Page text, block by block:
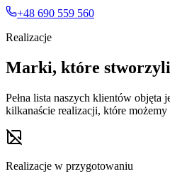
+48 690 559 560
Realizacje
Marki, które
Pełna lista naszych klientów
kilkanaście realizacji, które
Realizacje w przygotowaniu